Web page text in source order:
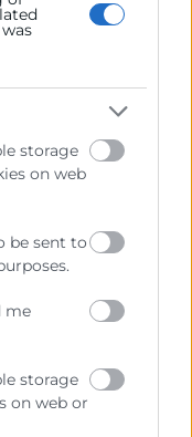
storage
on web
be sent to
me
storage
on web or
carácter público
encomendar y